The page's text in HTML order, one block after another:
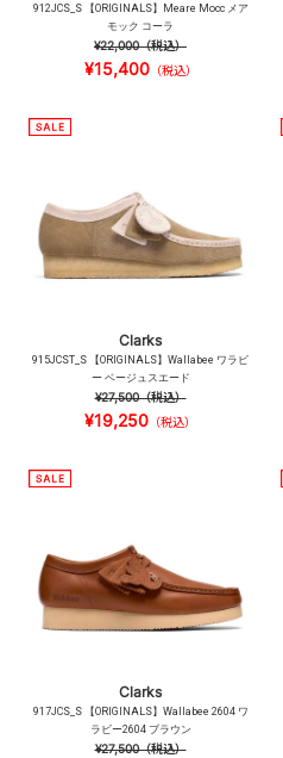
912JCS_S 【ORIGINALS】Meare Mocc メア
モック コーラ
¥22,000（税込）
¥15,400（税込）
Clarks
915JCST_S 【ORIGINALS】Wallabee ワラビ
ー ベージュスエード
¥27,500（税込）
¥19,250 （税込）
Clarks
917JCS_S 【ORIGINALS】Wallabee 2604 ワ
ラビー2604 ブラウン
¥27,500（税込）